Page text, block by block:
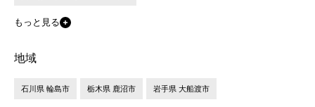
もっと見る
地域
石川県 輪島市 栃木県 鹿沼市 岩手県 大船渡市